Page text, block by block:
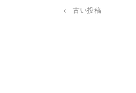
← 古い投稿